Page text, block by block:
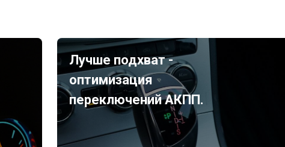
Лучше подхват -
оптимизация
переключений АКПП.